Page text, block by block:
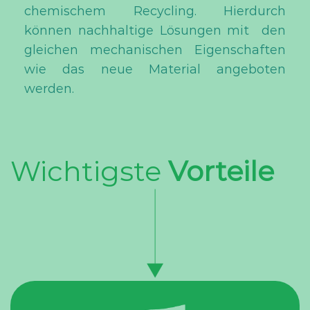
chemischem Recycling. Hierdurch
können nachhaltige Lösungen mit den
gleichen mechanischen Eigenschaften
wie das neue Material angeboten
werden.
Wichtigste Vorteile